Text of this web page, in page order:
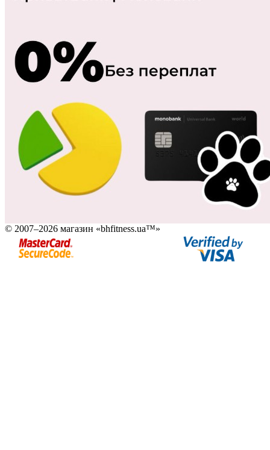
© 2007–2026 магазин «bhfitness.ua™»